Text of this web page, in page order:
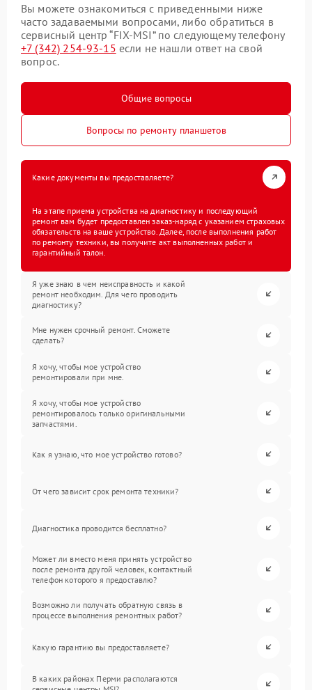
Вы можете ознакомиться с приведенными ниже
часто задаваемыми вопросами, либо обратиться в
сервисный центр “FIX-MSI” по следующему телефону
+7 (342) 254-93-15 если не нашли ответ на свой
вопрос.
Общие вопросы
Вопросы по ремонту планшетов
Какие документы вы предоставляете?
На этапе приема устройства на диагностику и последующий
ремонт вам будет предоставлен заказ-наряд с указанием страховых
обязательств на ваше устройство. Далее, после выполнения работ
по ремонту техники, вы получите акт выполненных работ и
гарантийный талон.
Я уже знаю в чем неисправность и какой
ремонт необходим. Для чего проводить
диагностику?
Мне нужен срочный ремонт. Сможете
сделать?
Я хочу, чтобы мое устройство
ремонтировали при мне.
Я хочу, чтобы мое устройство
ремонтировалось только оригинальными
запчастями.
Как я узнаю, что мое устройство готово?
От чего зависит срок ремонта техники?
Диагностика проводится бесплатно?
Может ли вместо меня принять устройство
после ремонта другой человек, контактный
телефон которого я предоставлю?
Возможно ли получать обратную связь в
процессе выполнения ремонтных работ?
Какую гарантию вы предоставляете?
В каких районах Перми располагаются